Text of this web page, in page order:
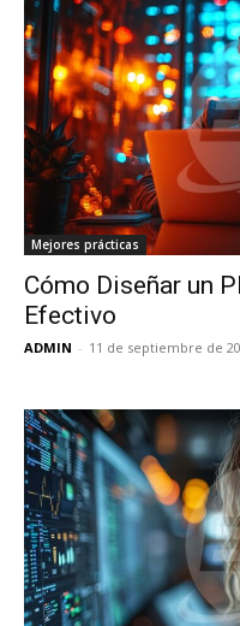
Mejores prácticas
Cómo Diseñar un
Efectivo
ADMIN - 11 de septiembre de